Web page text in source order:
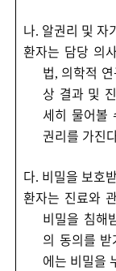
나. 알권리 및 자
환자는 담당 의
법, 의학적
상 결과 및
세히 물어볼
권리를 가진
다. 비밀을 보호
환자는 진료와
비밀을 침해
의 동의를
에는 비밀을